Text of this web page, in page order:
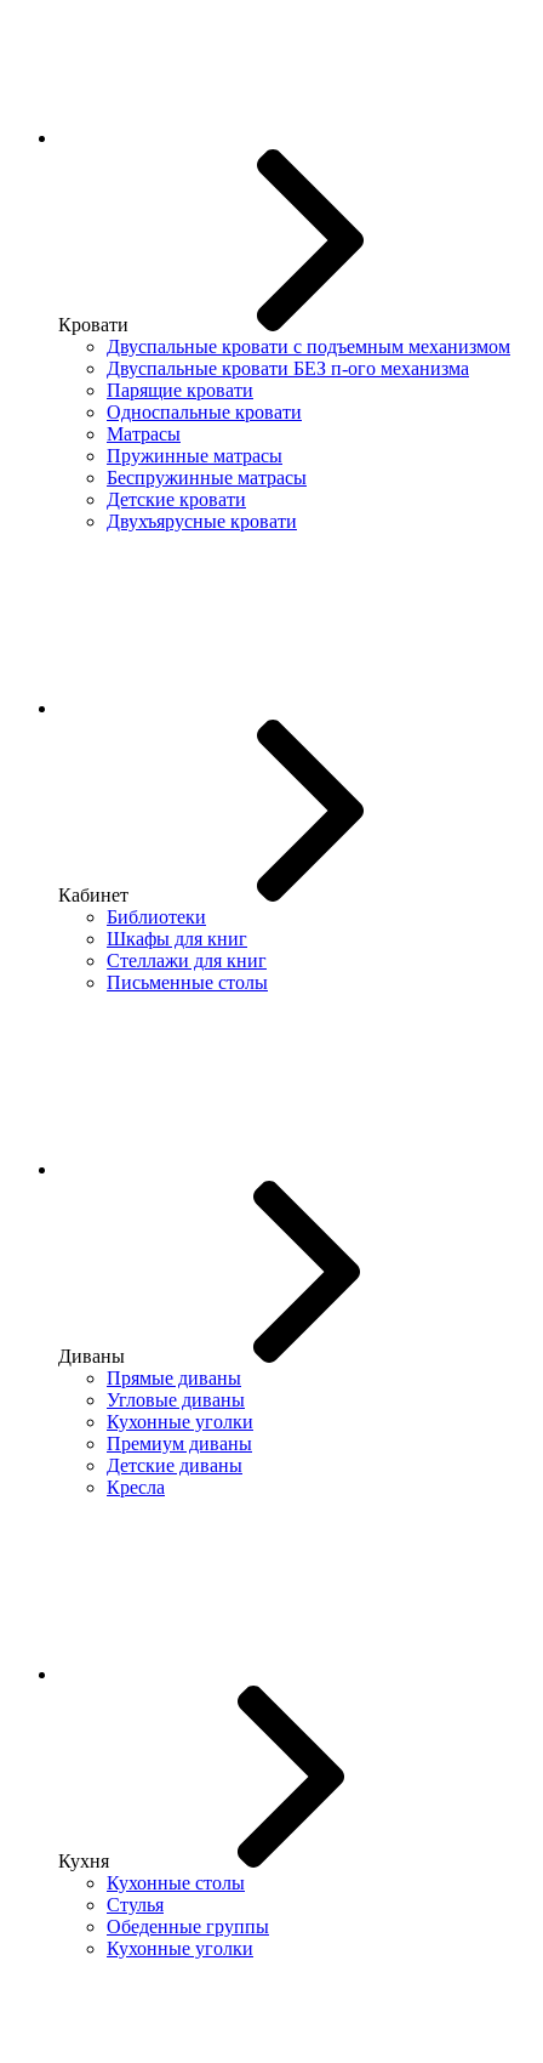
Кровати
Двуспальные кровати с подъемным механизмом
Двуспальные кровати БЕЗ п-ого механизма
Парящие кровати
Односпальные кровати
Матрасы
Пружинные матрасы
Беспружинные матрасы
Детские кровати
Двухъярусные кровати
Кабинет
Библиотеки
Шкафы для книг
Стеллажи для книг
Письменные столы
Диваны
Прямые диваны
Угловые диваны
Кухонные уголки
Премиум диваны
Детские диваны
Кресла
Кухня
Кухонные столы
Стулья
Обеденные группы
Кухонные уголки